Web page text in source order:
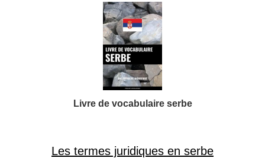
Livre de vocabulaire serbe
Les termes juridiques en serbe